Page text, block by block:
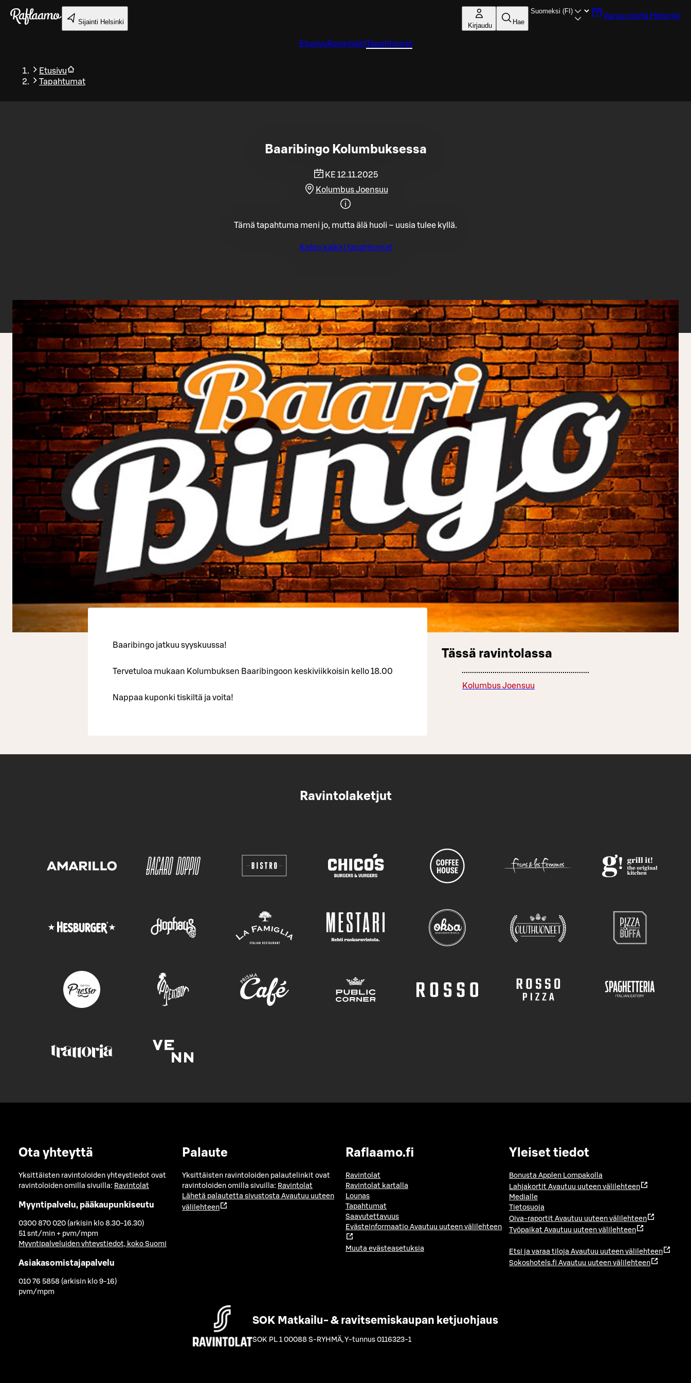
Siirry pääsisältöön
Sijainti Helsinki Kirjaudu Hae
Varaa pöytä Helsinki
Etusivu RavintolatTapahtumat
Etusivu
Tapahtumat
Takaisin
Baaribingo Kolumbuksessa
KE 12.11.2025
Kolumbus Joensuu
Tämä tapahtuma meni jo, mutta älä huoli – uusia tulee kyllä.
Katso kaikki tapahtumat
Baaribingo jatkuu syyskuussa!
Tervetuloa mukaan Kolumbuksen Baaribingoon keskiviikkoisin kello 18.00
Nappaa kuponki tiskiltä ja voita!
Tässä ravintolassa
Kolumbus Joensuu
Ravintolaketjut
Ota yhteyttä
Yksittäisten ravintoloiden yhteystiedot ovat
ravintoloiden omilla sivuilla: Ravintolat
Myyntipalvelu, pääkaupunkiseutu
0300 870 020 (arkisin klo 8.30-16.30)
51 snt/min + pvm/mpm
Myyntipalveluiden yhteystiedot, koko Suomi
Asiakasomistajapalvelu
010 76 5858 (arkisin klo 9-16)
pvm/mpm
Palaute
Yksittäisten ravintoloiden palautelinkit ovat
ravintoloiden omilla sivuilla: Ravintolat
Lähetä palautetta sivustosta Avautuu uuteen
välilehteen
Raflaamo.fi
Ravintolat
Ravintolat kartalla
Lounas
Tapahtumat
Saavutettavuus
Evästeinformaatio Avautuu uuteen välilehteen
Muuta evästeasetuksia
Yleiset tiedot
Bonusta Applen Lompakolla
Lahjakortit Avautuu uuteen välilehteen
Medialle
Tietosuoja
Oiva-raportit Avautuu uuteen välilehteen
Työpaikat Avautuu uuteen välilehteen
Etsi ja varaa tiloja Avautuu uuteen välilehteen
Sokoshotels.fi Avautuu uuteen välilehteen
SOK Matkailu- & ravitsemiskaupan ketjuohjaus
SOK PL 1 00088 S-RYHMÄ,Y-tunnus 0116323-1